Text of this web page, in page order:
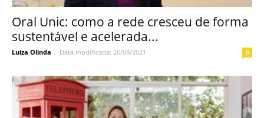
Oral Unic: como a rede cresceu de forma
sustentável e acelerada...
Luiza Olinda - Data modificada: 26/08/2021 0